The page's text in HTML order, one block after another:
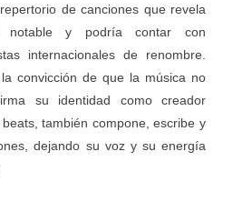
de canciones que revela
notable y podría contar con
internacionales de renombre.
convicción de que la música no
su identidad como creador
también compone, escribe y
dejando su voz y su energía